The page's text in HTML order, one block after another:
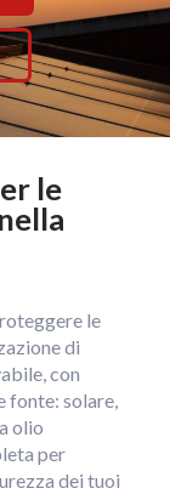
le
le
di
con
fonte: solare,
olio
per
dei tuoi